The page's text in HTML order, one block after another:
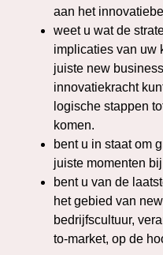
aan het
weet u wat de
implicaties van uw
juiste new
innovatiekracht
logische stappen
komen.
bent u in staat om
juiste momenten
bent u van de
het gebied van
bedrijfscultuur,
to-market, op de